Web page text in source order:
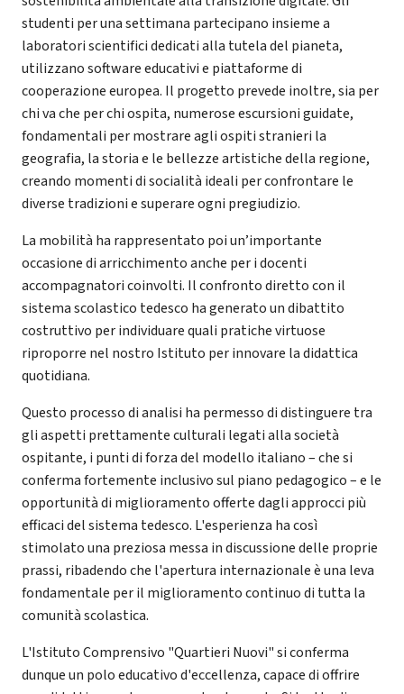
studenti per una settimana partecipano insieme a
laboratori scientifici dedicati alla tutela del pianeta,
utilizzano software educativi e piattaforme di
cooperazione europea. Il progetto prevede inoltre, sia per
chi va che per chi ospita, numerose escursioni guidate,
fondamentali per mostrare agli ospiti stranieri la
geografia, la storia e le bellezze artistiche della regione,
creando momenti di socialità ideali per confrontare le
diverse tradizioni e superare ogni pregiudizio.
La mobilità ha rappresentato poi un’importante
occasione di arricchimento anche per i docenti
accompagnatori coinvolti. Il confronto diretto con il
sistema scolastico tedesco ha generato un dibattito
costruttivo per individuare quali pratiche virtuose
riproporre nel nostro Istituto per innovare la didattica
quotidiana.
Questo processo di analisi ha permesso di distinguere tra
gli aspetti prettamente culturali legati alla società
ospitante, i punti di forza del modello italiano – che si
conferma fortemente inclusivo sul piano pedagogico – e le
opportunità di miglioramento offerte dagli approcci più
efficaci del sistema tedesco. L'esperienza ha così
stimolato una preziosa messa in discussione delle proprie
prassi, ribadendo che l'apertura internazionale è una leva
fondamentale per il miglioramento continuo di tutta la
comunità scolastica.
L'Istituto Comprensivo "Quartieri Nuovi" si conferma
dunque un polo educativo d'eccellenza, capace di offrire